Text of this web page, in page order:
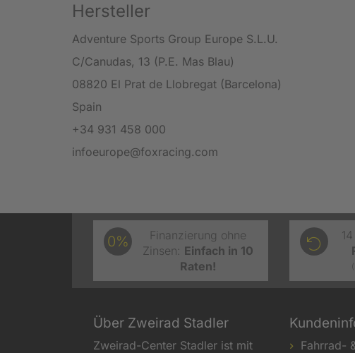
Hersteller
Adventure Sports Group Europe S.L.U.
C/Canudas, 13 (P.E. Mas Blau)
08820 El Prat de Llobregat (Barcelona)
Spain
+34 931 458 000
infoeurope@foxracing.com
0%
Finanzierung ohne
Zinsen: Einfach in 10
Raten!
Über Zweirad Stadler
Zweirad-Center Stadler ist mit
Fahrrad-